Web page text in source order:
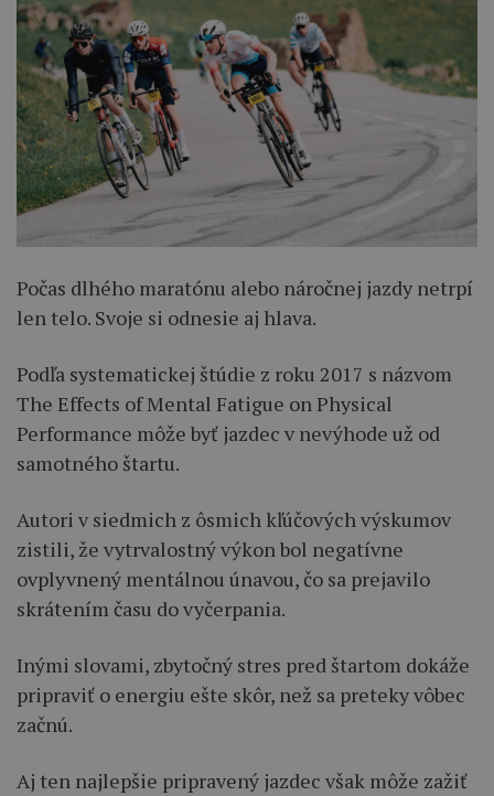
Počas dlhého maratónu alebo náročnej jazdy netrpí
len telo. Svoje si odnesie aj hlava.
Podľa systematickej štúdie z roku 2017 s názvom
The Effects of Mental Fatigue on Physical
Performance môže byť jazdec v nevýhode už od
samotného štartu.
Autori v siedmich z ôsmich kľúčových výskumov
zistili, že vytrvalostný výkon bol negatívne
ovplyvnený mentálnou únavou, čo sa prejavilo
skrátením času do vyčerpania.
Inými slovami, zbytočný stres pred štartom dokáže
pripraviť o energiu ešte skôr, než sa preteky vôbec
začnú.
Aj ten najlepšie pripravený jazdec však môže zažiť